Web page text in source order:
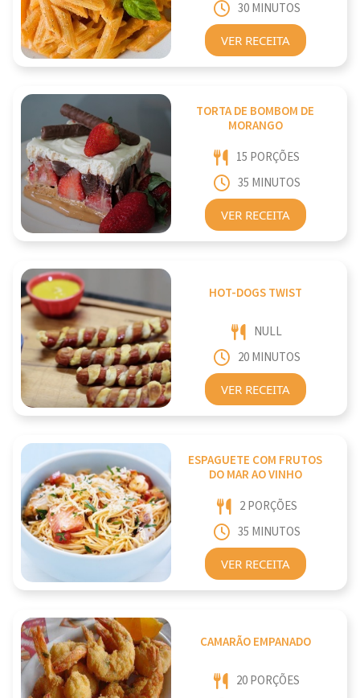
30 MINUTOS
VER RECEITA
TORTA DE BOMBOM DE
MORANGO
15 PORÇÕES
35 MINUTOS
VER RECEITA
HOT-DOGS TWIST
NULL
20 MINUTOS
VER RECEITA
ESPAGUETE COM FRUTOS
DO MAR AO VINHO
2 PORÇÕES
35 MINUTOS
VER RECEITA
CAMARÃO EMPANADO
20 PORÇÕES